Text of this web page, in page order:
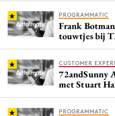
PROGRAMMATIC
Frank
touwtjes bij
CUSTOMER
72andSunny
met Stuart
PROGRAMMATIC